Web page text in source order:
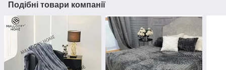
Подібні товари компанії